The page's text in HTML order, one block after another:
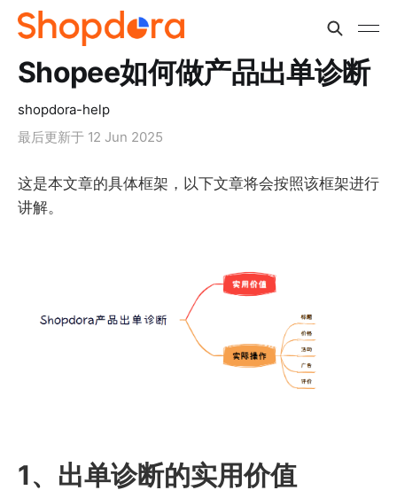
Shopee如何做产品出单诊断
shopdora-help
最后更新于 12 Jun 2025
这是本文章的具体框架，以下文章将会按照该框架进行
讲解。
1、出单诊断的实用价值